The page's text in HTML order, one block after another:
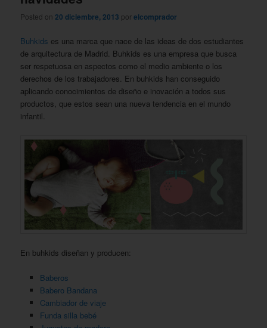
Posted on 20 diciembre, 2013 porelcomprador
Buhkids es una marca que nace de las ideas de dos estudiantes
de arquitectura de Madrid. Buhkids es una empresa que busca
ser respetuosa en aspectos como el medio ambiente o los
derechos de los trabajadores. En buhkids han conseguido
aplicando conocimientos de diseño e inovación a todos sus
productos, que estos sean una nueva tendencia en el mundo
infantil.
En buhkids diseñan y producen:
Baberos
Babero Bandana
Cambiador de viaje
Funda silla bebé